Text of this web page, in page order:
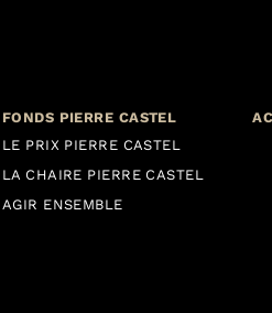
FONDS PIERRE CASTEL
LE PRIX PIERRE CASTEL
LA CHAIRE PIERRE CASTEL
AGIR ENSEMBLE